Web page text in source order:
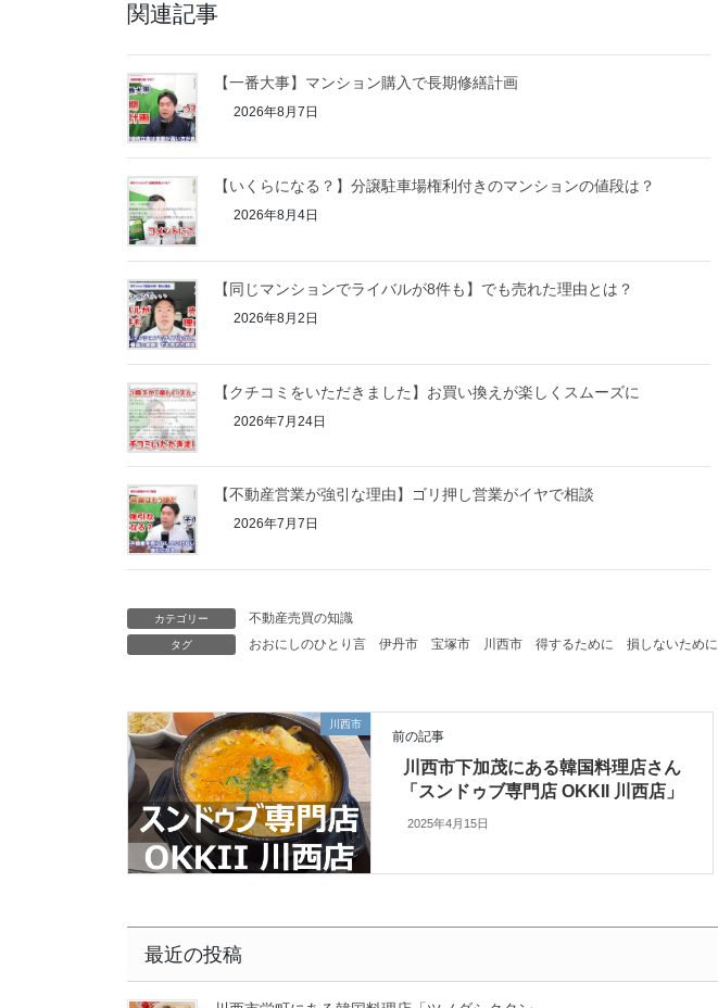
関連記事
【一番大事】マンション購入で長期修繕計画
2026年8月7日
【いくらになる？】分譲駐車場権利付きのマンションの値段は？
2026年8月4日
【同じマンションでライバルが8件も】でも売れた理由とは？
2026年8月2日
【クチコミをいただきました】お買い換えが楽しくスムーズに
2026年7月24日
【不動産営業が強引な理由】ゴリ押し営業がイヤで相談
2026年7月7日
カテゴリー 不動産売買の知識
タグ おおにしのひとり言 伊丹市 宝塚市 川西市 得するために 損しないために
川西市
前の記事
川西市下加茂にある韓国料理店さん
「スンドゥブ専門店 OKKII 川西店」
2025年4月15日
最近の投稿